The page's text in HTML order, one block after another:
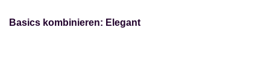
Basics kombinieren: Elegant